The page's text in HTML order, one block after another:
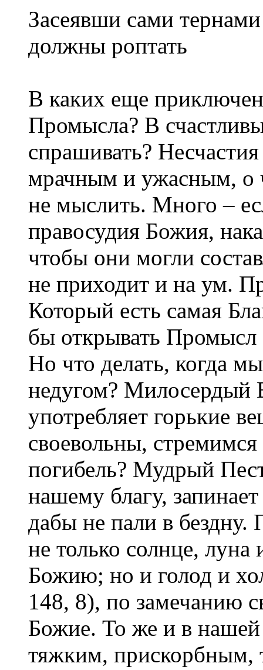
Засеявши сами
должны роптать
В каких еще
Промысла? В
спрашивать?
мрачным и ужасным, о
не мыслить. Много –
правосудия Божия,
чтобы они могли
не приходит и на ум.
Который есть самая
бы открывать
Но что делать, когда
недугом? Милосердый
употребляет горькие
своевольны,
погибель? Мудрый
нашему благу,
дабы не пали в
не только солнце, луна
Божию; но и голод и
148, 8), по замечанию
Божие. То же и в
тяжким, прискорбным,